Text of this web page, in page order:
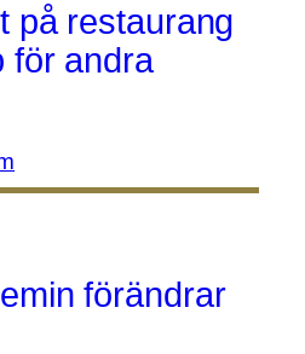
på restaurang
för andra
förändrar